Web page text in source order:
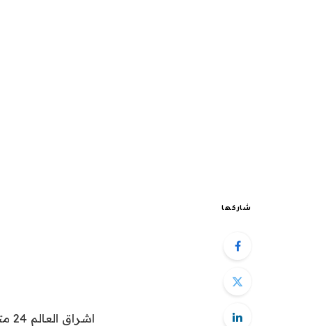
شاركها
اشراق العالم 24 متابعات عالمية عاجلة: